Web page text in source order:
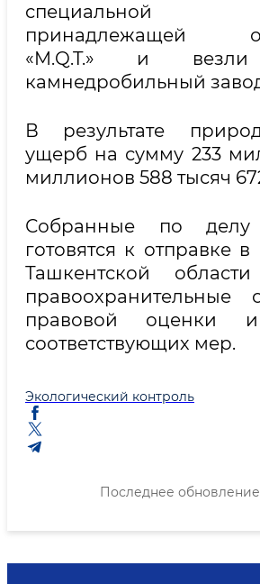
специальной
принадлежащей
«M.Q.T.» и
камнедробильный
В результате
ущерб на сумму 233
миллионов 588 тысяч
Собранные по делу
готовятся к отправке в
Ташкентской
правоохранительные
правовой оценки
соответствующих мер.
Экологический контроль
Последнее обновление: